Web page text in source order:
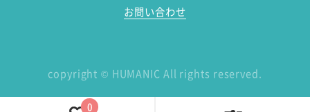
お問い合わせ
copyright © HUMANIC All rights reserved.
0